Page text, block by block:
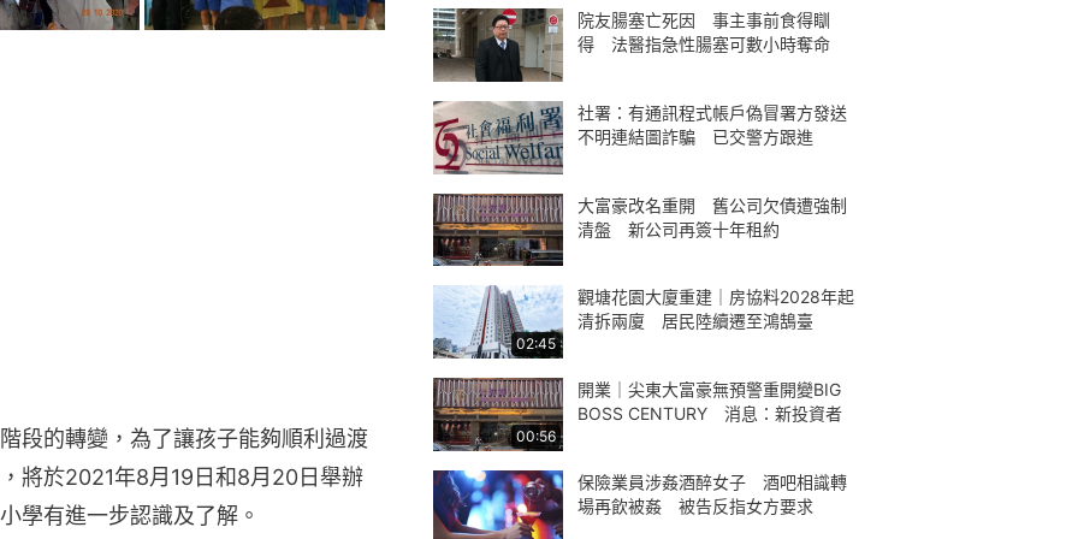
段的轉變，為了讓孩子能夠順利過渡
將於2021年8月19日和8月20日舉辦
學有進一步認識及了解。
院友腸塞亡死因 事主事前食得瞓
得 法醫指急性腸塞可數小時奪命
社署：有通訊程式帳戶偽冒署方發送
不明連結圖詐騙 已交警方跟進
大富豪改名重開 舊公司欠債遭強制
清盤 新公司再簽十年租約
02:45
觀塘花園大廈重建｜房協料2028年起
清拆兩廈 居民陸續遷至鴻鵠臺
00:56
開業｜尖東大富豪無預警重開變BIG
BOSS CENTURY 消息：新投資者
保險業員涉姦酒醉女子 酒吧相識轉
場再飲被姦 被告反指女方要求